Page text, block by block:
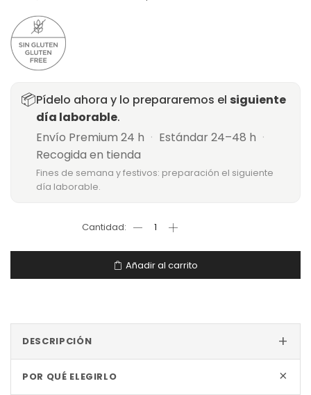
📦Pídelo ahora y lo prepararemos el siguiente
día laborable.
Envío Premium 24 h · Estándar 24–48 h ·
Recogida en tienda
Fines de semana y festivos: preparación el siguiente
día laborable.
Añadir al carrito
DESCRIPCIÓN +
POR QUÉ ELEGIRLO +